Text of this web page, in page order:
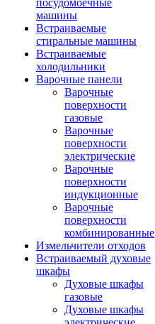
посудомоечные
машины
Встраиваемые
стиральные машины
Встраиваемые
холодильники
Варочные панели
Варочные
поверхности
газовые
Варочные
поверхности
электрические
Варочные
поверхности
индукционные
Варочные
поверхности
комбинированные
Измельчители отходов
Встраиваемый духовые
шкафы
Духовые шкафы
газовые
Духовые шкафы